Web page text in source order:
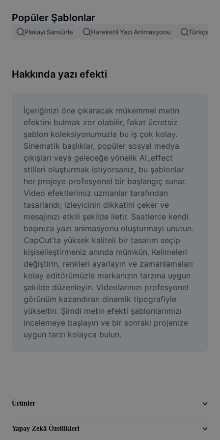
Resim birleştirme
Resmi Yeniden Boyutlandırma
Mizah Görseli Oluşturucu
AI Text Remover
AI People Remover
AI Inpainting
Face Cutout
Video
Video arka planını kaldırma
Kaliteyi artır
Video Düzenleyici
Videoyu Kesme
Videoya Yazı Ekleme
Popüler Şablonlar
Plakayı Sansürle Hareketli Yazı Animasyonu Türkçe
Hakkında yazı efekti
İçeriğinizi öne çıkaracak mükemmel metin
efektini bulmak zor olabilir, fakat ücretsiz
şablon koleksiyonumuzla bu iş çok kolay.
Sinematik başlıklar, popüler sosyal medya
çıkışları veya geleceğe yönelik AI_effect
stilleri oluşturmak istiyorsanız, bu şablonlar
her projeye profesyonel bir başlangıç sunar.
Video efektlerimiz uzmanlar tarafından
tasarlandı; izleyicinin dikkatini çeker ve
mesajınızı etkili şekilde iletir. Saatlerce kendi
başınıza yazı animasyonu oluşturmayı unutun.
CapCut’ta yüksek kaliteli bir tasarım seçip
kişiselleştirmeniz anında mümkün. Kelimeleri
değiştirin, renkleri ayarlayın ve zamanlamaları
kolay editörümüzle markanızın tarzına uygun
şekilde düzenleyin. Videolarınızı profesyonel
görünüm kazandıran dinamik tipografiyle
yükseltin. Şimdi metin efekti şablonlarımızı
incelemeye başlayın ve bir sonraki projenize
uygun tarzı kolayca bulun.
Ürünler
Yapay Zekâ Özellikleri